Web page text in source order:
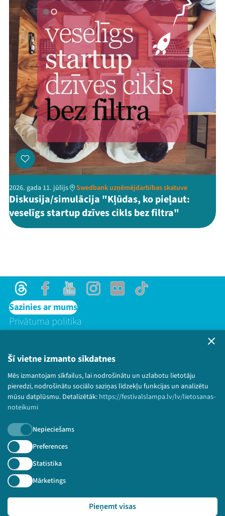
Šī vietne izmanto sīkdatnes
Mēs izmantojam sīkfailus, lai nodrošinātu un uzlabotu lietotāju
pieredzi, nodrošinātu sociālo saziņas līdzekļu funkcijas un analizētu
mūsu datplūsmu. Detalizētāk: https://festivalslampa.lv/lv/lietosanas-
noteikumi
Nepieciešams
Preferences
Statistika
Mārketings
Pieņemt visas
2026. gada 11. jūlijs Swedbank uzņēmējdarbības skatuve
Diskusija/simulācija "Kļūdas, ko pieļaut:
veselīgs startup dzīves cikls bez filtra"
ThreadsFacebookYoutubeInstagram
Flick TikTok
Sazinies ar mums
Privātuma politika
© 2026 Sarunu festivāls LAMPA Visas tiesības
paturētas.
Piesakies jaunumiem!
Nepalaid garām aktuālāko informāciju!
Pieteikties